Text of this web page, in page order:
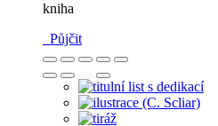
kniha
Půjčit